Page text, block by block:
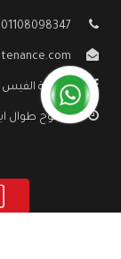
01108098347
صفحة الفيس
مفتوح طوال